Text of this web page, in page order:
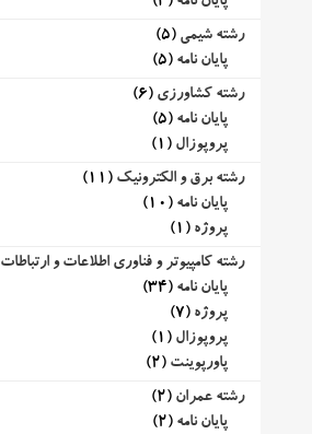
رشته شیمی (5)
پایان نامه (5)
رشته کشاورزی (6)
پایان نامه (5)
پروپوزال (1)
رشته برق و الکترونیک (11)
پایان نامه (10)
پروژه (1)
رشته کامپیوتر و فناوری اطلاعات و ارتباطات
پایان نامه (34)
پروژه (7)
پروپوزال (1)
پاورپوینت (2)
رشته عمران (2)
پایان نامه (2)